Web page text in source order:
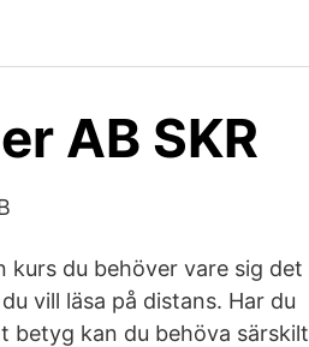
AB SKR
du behöver vare sig det
vill läsa på distans. Har du
betyg kan du behöva särskilt